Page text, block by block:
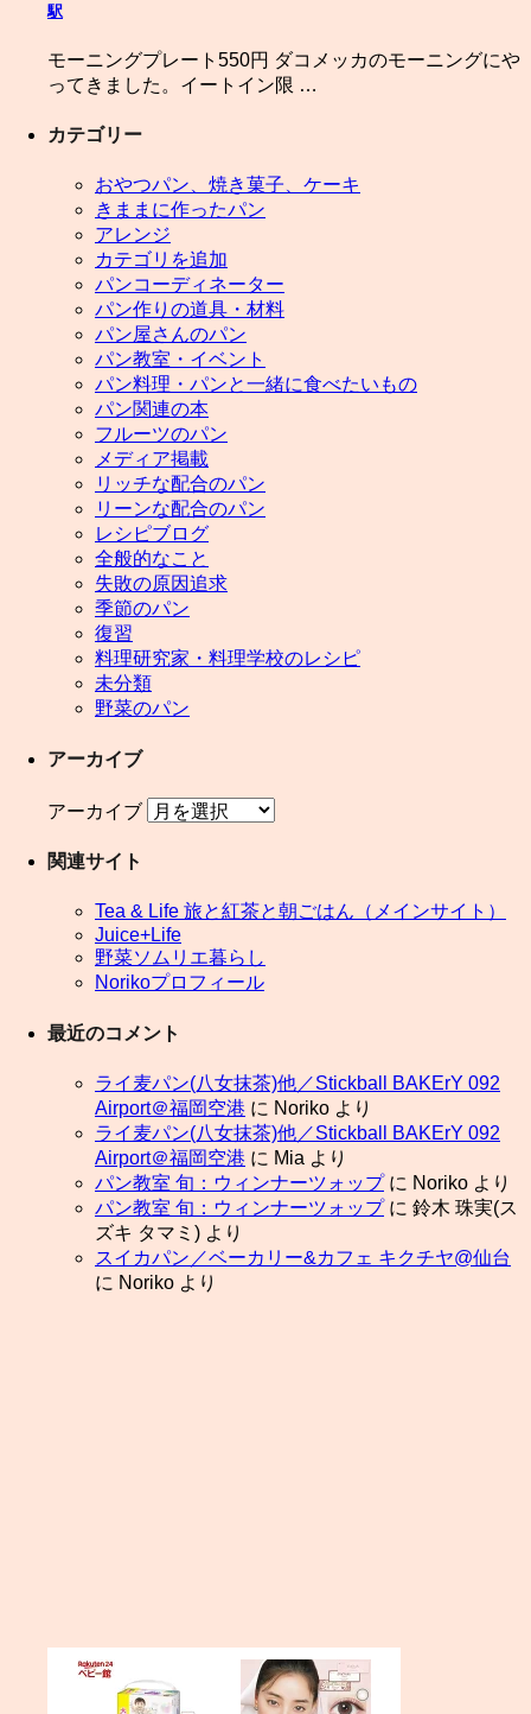
駅
モーニングプレート550円 ダコメッカのモーニングにや
ってきました。イートイン限 …
カテゴリー
おやつパン、焼き菓子、ケーキ
きままに作ったパン
アレンジ
カテゴリを追加
パンコーディネーター
パン作りの道具・材料
パン屋さんのパン
パン教室・イベント
パン料理・パンと一緒に食べたいもの
パン関連の本
フルーツのパン
メディア掲載
リッチな配合のパン
リーンな配合のパン
レシピブログ
全般的なこと
失敗の原因追求
季節のパン
復習
料理研究家・料理学校のレシピ
未分類
野菜のパン
アーカイブ
アーカイブ
関連サイト
Tea & Life 旅と紅茶と朝ごはん（メインサイト）
Juice+Life
野菜ソムリエ暮らし
Norikoプロフィール
最近のコメント
ライ麦パン(八女抹茶)他／Stickball BAKErY 092
Airport＠福岡空港 に Noriko より
ライ麦パン(八女抹茶)他／Stickball BAKErY 092
Airport＠福岡空港 に Mia より
パン教室 旬：ウィンナーツォップに Noriko より
パン教室 旬：ウィンナーツォップに 鈴木 珠実(ス
ズキ タマミ) より
スイカパン／ベーカリー&カフェ キクチヤ@仙台
に Noriko より